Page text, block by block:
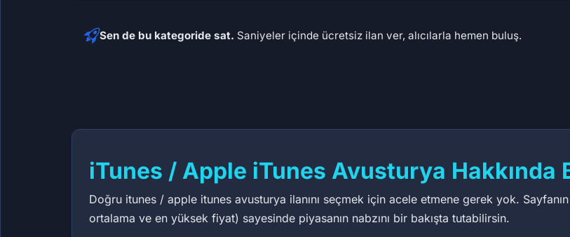
Sen de bu kategoride sat. Saniyeler içinde ücretsiz ilan ver, alıcılarla hemen buluş.
iTunes / Apple iTunes Avusturya Hakkında
Doğru itunes / apple itunes avusturya ilanını seçmek için acele etmene gerek yok.
ortalama ve en yüksek fiyat) sayesinde piyasanın nabzını bir bakışta tutabilirsin.